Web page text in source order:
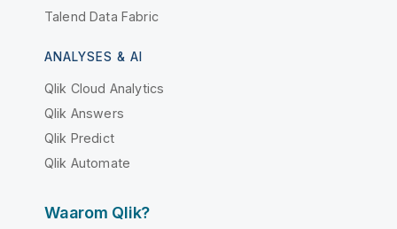
Talend Data Fabric
ANALYSES & AI
Qlik Cloud Analytics
Qlik Answers
Qlik Predict
Qlik Automate
Waarom Qlik?